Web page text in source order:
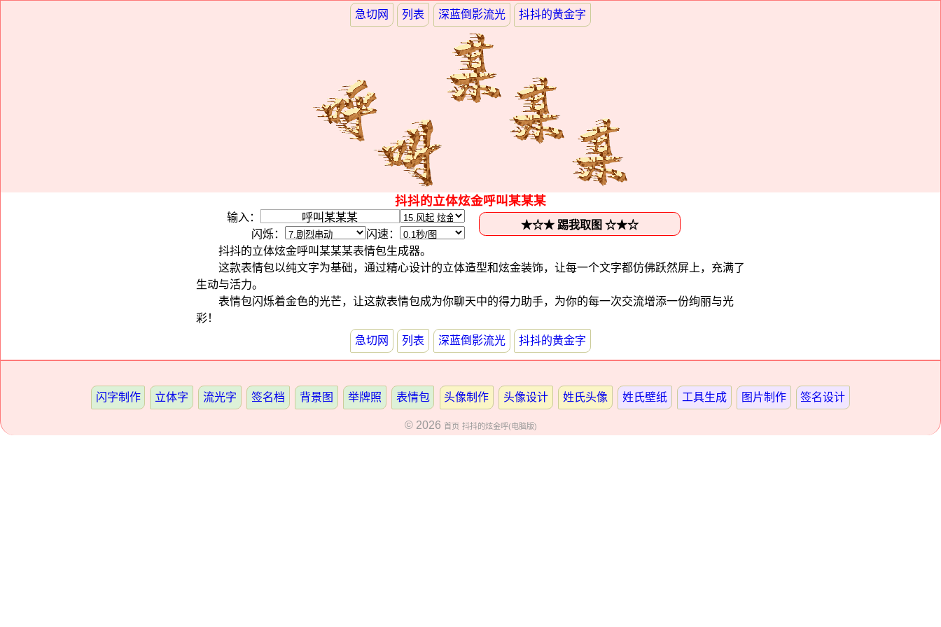
急切网 列表 深蓝倒影流光 抖抖的黄金字
抖抖的立体炫金呼叫某某某
输入：
闪烁：
闪速：
抖抖的立体炫金呼叫某某某表情包生成器。
这款表情包以纯文字为基础，通过精心设计的立体造型和炫金装饰，让每一个文字都仿佛跃然屏上，充满了
生动与活力。
表情包闪烁着金色的光芒，让这款表情包成为你聊天中的得力助手，为你的每一次交流增添一份绚丽与光
彩！
急切网
列表 深蓝倒影流光 抖抖的黄金字
闪字制作 立体字 流光字 签名档 背景图 举牌照 表情包 头像制作 头像设计 姓氏头像 姓氏壁纸 工具生成 图片制作 签名设计
© 2026 首页 抖抖的炫金呼(电脑版)